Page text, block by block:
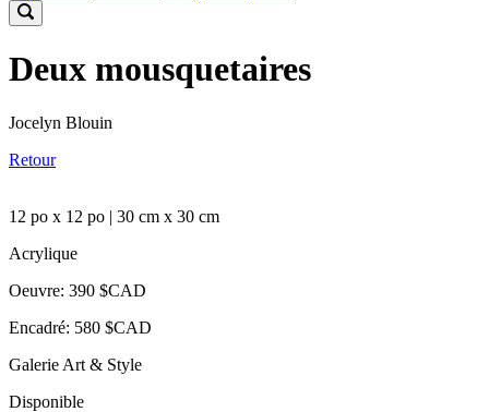
Deux mousquetaires
Jocelyn Blouin
Retour
12 po x 12 po | 30 cm x 30 cm
Acrylique
Oeuvre: 390 $CAD
Encadré: 580 $CAD
Galerie Art & Style
Disponible